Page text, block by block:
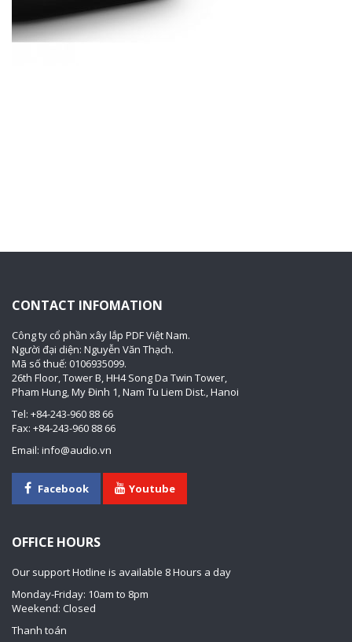
CONTACT INFOMATION
Công ty cổ phần xây lắp PDF Việt Nam.
Người đại diện: Nguyễn Văn Thạch.
Mã số thuế: 0106935099.
26th Floor, Tower B, HH4 Song Da Twin Tower,
Pham Hung, My Đinh 1, Nam Tu Liem Dist., Hanoi
Tel: +84-243-960 88 66
Fax: +84-243-960 88 66
Email: info@audio.vn
Facebook Youtube
OFFICE HOURS
Our support Hotline is available 8 Hours a day
Monday-Friday: 10am to 8pm
Weekend: Closed
Thanh toán